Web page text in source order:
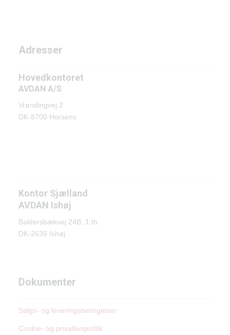
Adresser
Hovedkontoret
AVDAN A/S
Vrøndingvej 2
DK-8700 Horsens
Kontor Sjælland
AVDAN Ishøj
Baldersbækvej 24B, 1.th.
DK-2635 Ishøj
Dokumenter
Salgs- og leveringsbetingelser
Cookie- og privatlivspolitik